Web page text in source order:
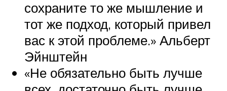
сохраните то же мышление и
тот же подход, который привел
вас к этой проблеме.» Альберт
Эйнштейн
«Не обязательно быть лучше